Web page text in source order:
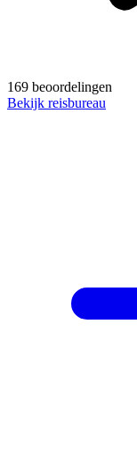
169 beoordelingen
Bekijk reisbureau